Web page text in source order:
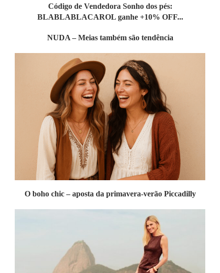
Código de Vendedora Sonho dos pés:
BLABLABLACAROL ganhe +10% OFF...
NUDA – Meias também são tendência
O boho chic – aposta da primavera-verão Piccadilly